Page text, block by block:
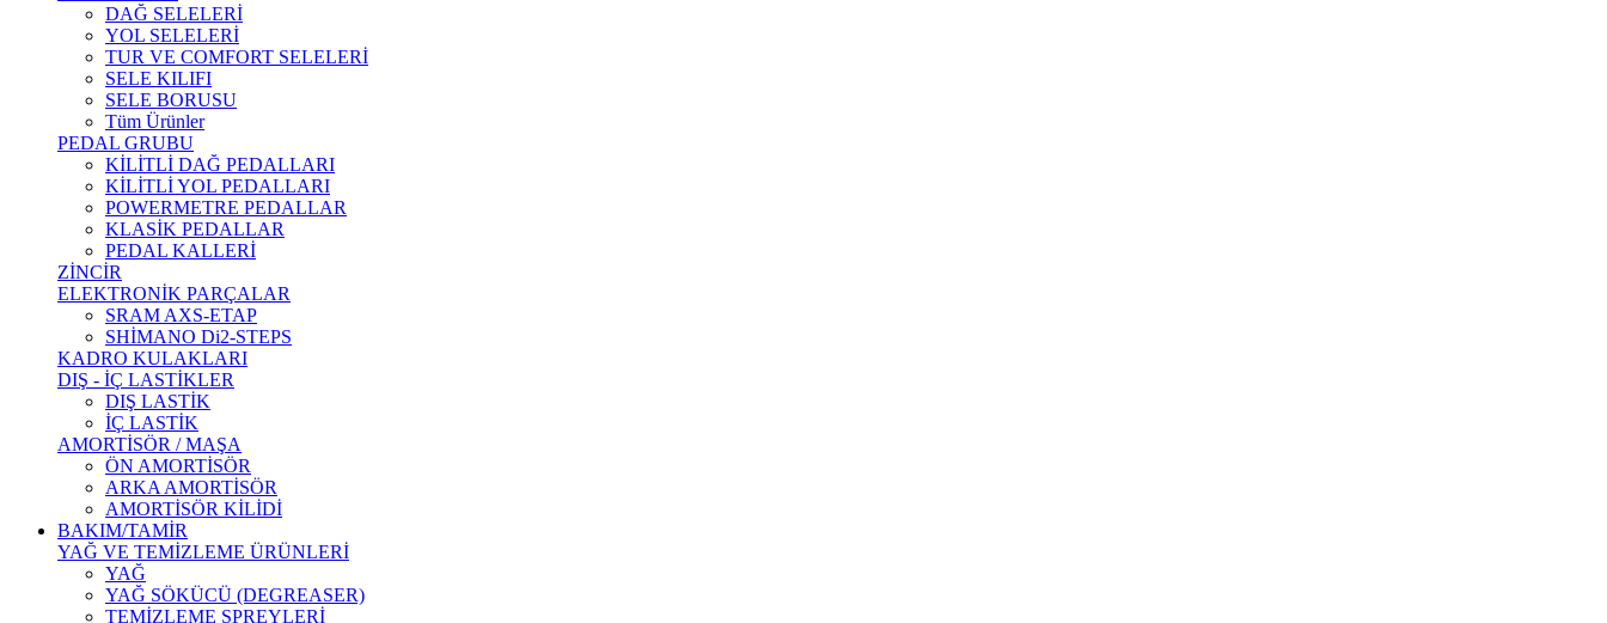
DAĞ SELELERİ
YOL SELELERİ
TUR VE COMFORT SELELERİ
SELE KILIFI
SELE BORUSU
Tüm Ürünler
PEDAL GRUBU
KİLİTLİ DAĞ PEDALLARI
KİLİTLİ YOL PEDALLARI
POWERMETRE PEDALLAR
KLASİK PEDALLAR
PEDAL KALLERİ
ZİNCİR
ELEKTRONİK PARÇALAR
SRAM AXS-ETAP
SHİMANO Di2-STEPS
KADRO KULAKLARI
DIŞ - İÇ LASTİKLER
DIŞ LASTİK
İÇ LASTİK
AMORTİSÖR / MAŞA
ÖN AMORTİSÖR
ARKA AMORTİSÖR
AMORTİSÖR KİLİDİ
BAKIM/TAMİR
YAĞ VE TEMİZLEME ÜRÜNLERİ
YAĞ
YAĞ SÖKÜCÜ (DEGREASER)
TEMİZLEME SPREYLERİ